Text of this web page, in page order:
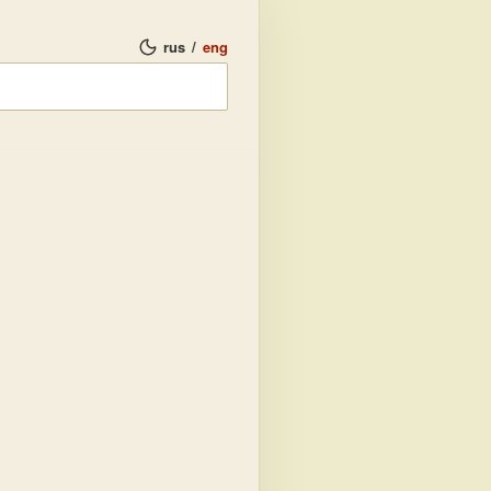
rus / eng